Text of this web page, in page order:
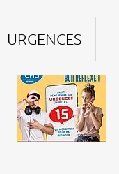
URGENCES